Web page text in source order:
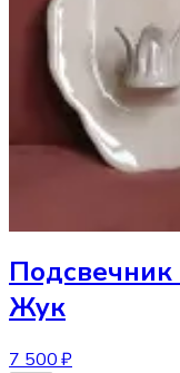
Подсвечник
Жук
7 500 ₽